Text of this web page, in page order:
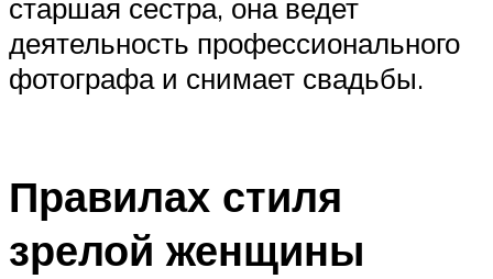
старшая сестра, она ведет
деятельность профессионального
фотографа и снимает свадьбы.
Правилах стиля
зрелой женщины